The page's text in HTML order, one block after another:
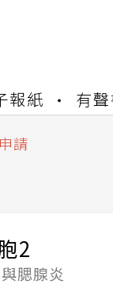
報紙 有
果查詢
暫停部分閱讀
請
申請圖文教學
查詢
暫停部分閱讀
2
腮腺炎